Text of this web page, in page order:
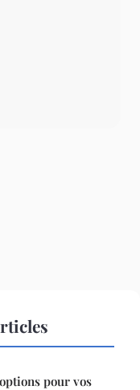
pour vos